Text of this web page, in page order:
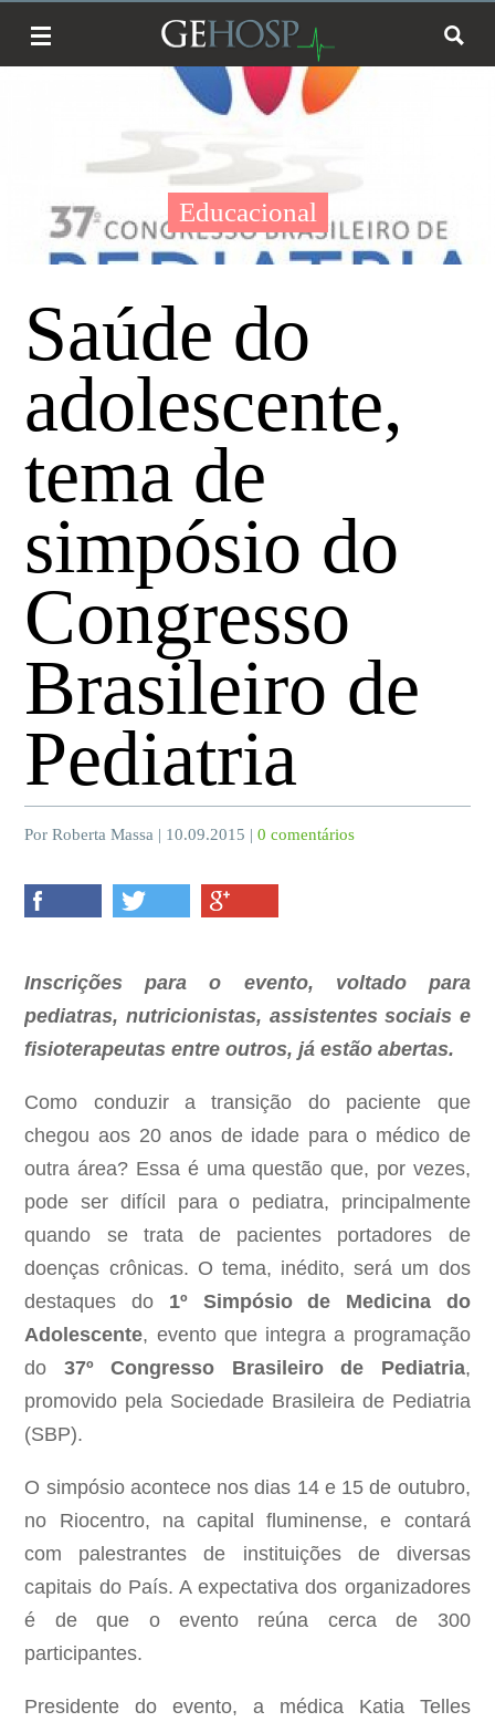
Educacional
Saúde do
adolescente,
tema de
simpósio do
Congresso
Brasileiro de
Pediatria
Por Roberta Massa | 10.09.2015 |0 comentários
Inscrições para o evento, voltado para
pediatras, nutricionistas, assistentes sociais e
fisioterapeutas entre outros, já estão abertas.
Como conduzir a transição do paciente que
chegou aos 20 anos de idade para o médico de
outra área? Essa é uma questão que, por vezes,
pode ser difícil para o pediatra, principalmente
quando se trata de pacientes portadores de
doenças crônicas. O tema, inédito, será um dos
destaques do 1º Simpósio de Medicina do
Adolescente, evento que integra a programação
do 37º Congresso Brasileiro de Pediatria,
promovido pela Sociedade Brasileira de Pediatria
(SBP).
O simpósio acontece nos dias 14 e 15 de outubro,
no Riocentro, na capital fluminense, e contará
com palestrantes de instituições de diversas
capitais do País. A expectativa dos organizadores
é de que o evento reúna cerca de 300
participantes.
Presidente do evento, a médica Katia Telles